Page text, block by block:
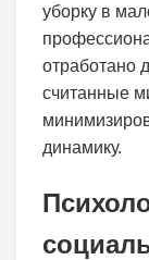
уборку в
отработано
считанные
динамику.